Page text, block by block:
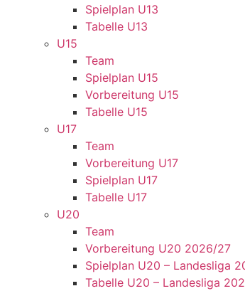
Spielplan U13
Tabelle U13
U15
Team
Spielplan U15
Vorbereitung U15
Tabelle U15
U17
Team
Vorbereitung U17
Spielplan U17
Tabelle U17
U20
Team
Vorbereitung U20 2026/27
Spielplan U20 – Landesliga
Tabelle U20 – Landesliga